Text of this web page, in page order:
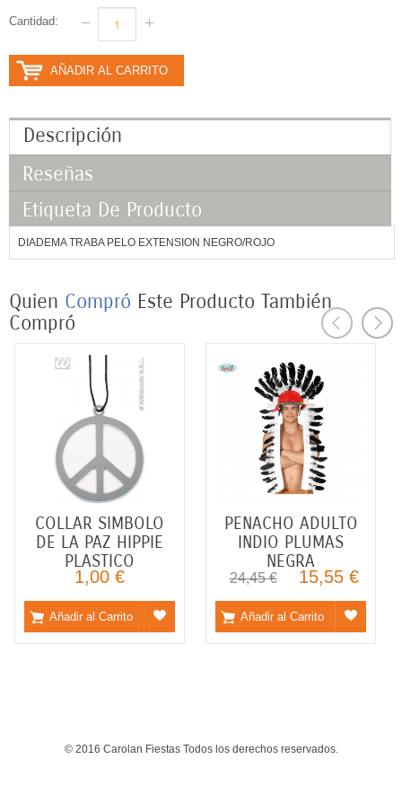
Cantidad:
AÑADIR AL CARRITO
Descripción
Reseñas
Etiqueta De Producto
DIADEMA TRABA PELO EXTENSION NEGRO/ROJO
Quien Compró Este Producto También
Compró
COLLAR SIMBOLO
DE LA PAZ HIPPIE
PLASTICO
1,00 €
Añadir al Carrito
PENACHO ADULTO
INDIO PLUMAS
NEGRA
24,45 € 15,55 €
Añadir al Carrito
© 2016 Carolan Fiestas Todos los derechos reservados.